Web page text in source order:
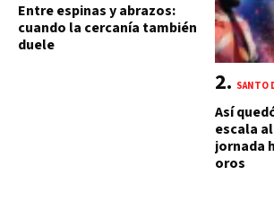
Entre espinas y abrazos:
cuando la cercanía también
duele
SANTO
Así
escala
jornada
oros